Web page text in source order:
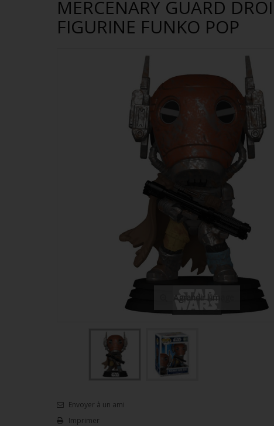
MERCENARY GUARD
FIGURINE FUNKO POP
Agrandir l'image
Envoyer à un ami
Imprimer